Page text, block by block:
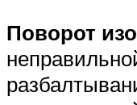
Поворот